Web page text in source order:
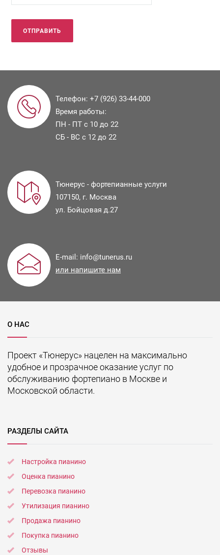
Телефон: +7 (926) 33-44-000
Время работы:
ПН - ПТ с 10 до 22
СБ - ВС с 12 до 22
Тюнерус - фортепианные услуги
107150, г. Москва
ул. Бойцовая д.27
E-mail: info@tunerus.ru
или напишите нам
О НАС
Проект «Тюнерус» нацелен на максимально
удобное и прозрачное оказание услуг по
обслуживанию фортепиано в Москве и
Московской области.
РАЗДЕЛЫ САЙТА
Настройка пианино
Оценка пианино
Перевозка пианино
Утилизация пианино
Продажа пианино
Покупка пианино
Отзывы